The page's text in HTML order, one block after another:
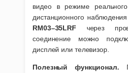
видео в режиме
дистанционного
RM03–35LRF через
соединение можно
дисплей или телевизор.
Полезный функционал.